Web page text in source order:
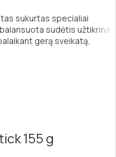
sukurtas specialiai
sudėtis užtikrina
gerą sveikatą,
155 g